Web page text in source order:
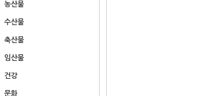
농산물
수산물
축산물
임산물
건강
문화